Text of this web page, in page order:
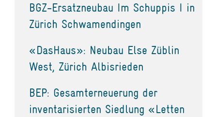
BGZ-Ersatzneubau Im Schuppis I in
Zürich Schwamendingen
«DasHaus»: Neubau Else Züblin
West, Zürich Albisrieden
BEP: Gesamterneuerung der
inventarisierten Siedlung «Letten